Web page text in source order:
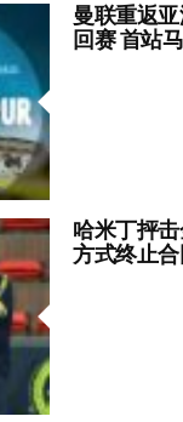
曼联重返
回赛 首站
哈米丁抨
方式终止合